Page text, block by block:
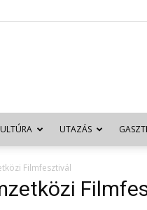
UTAZÁS
Filmfesztivál